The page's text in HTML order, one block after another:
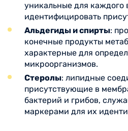
уникальные для каждого
идентифицировать
Альдегиды и спирты:
конечные продукты
характерные для
микроорганизмов.
Стеролы: липидные
присутствующие в
бактерий и грибов,
маркерами для их